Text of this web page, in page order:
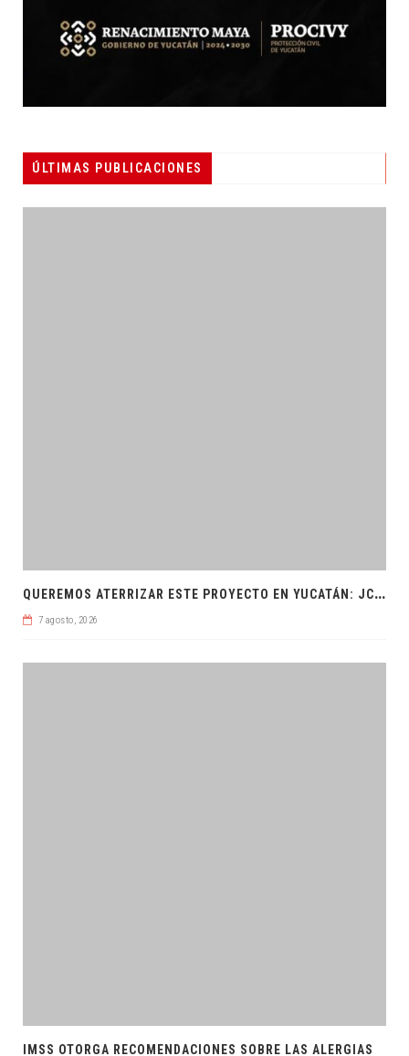
ÚLTIMAS PUBLICACIONES
Q
UEREMOS ATERRIZAR ESTE PROYECTO EN YUCATÁN: JCRM
7 agosto, 2026
IMSS OTORGA RECOMENDACIONES SOBRE LAS ALERGIAS